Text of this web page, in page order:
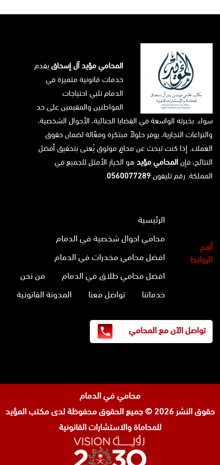
المحامي مؤيد آل إسحاقيقدم
خدمات قانونية متميزة في
الدمام تلبي احتياجات
المواطنين والمقيمين على حد
سواء. بخبرته الواسعة في القضايا الجنائية، الأحوال الشخصية،
والنزاعات التجارية، يوفر حلولاً مبتكرة وفعّالة لضمان حقوق
العملاء. إذا كنت تبحث عن محامٍ موثوق يُعنى بتحقيق أفضل
النتائج، فإنالمحامي مؤيد هو الخيار الأمثل للجميع في
المملكة. رقم تليفون:0560077289
.
أهم
الروابط
الرئيسية
محامي احوال شخصية في الدمام
افضل محامي مخدرات في الدمام
افضل محامي طلاق في الدمام
من نحن
خدماتنا
تواصل معنا المدونة القانونية
تواصل الآن مع المحامي
محامي في الدمام
حقوق النشر 2026 © جميع الحقوق محفوظة لدى
مكتب المؤيد
للمحاماة والاستشارات القانونية